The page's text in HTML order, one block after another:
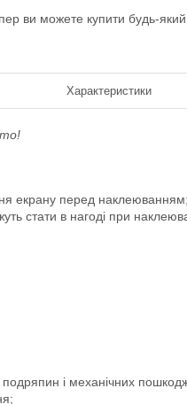
ви можете купити будь-
Характеристики
екрану перед наклеюванням;
стати в нагоді при
подряпин і механічних